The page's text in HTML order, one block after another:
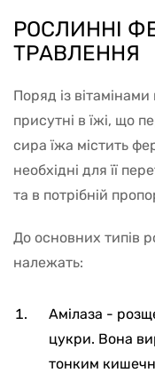
РОСЛИННІ
ТРАВЛЕННЯ
Поряд із
присутні в їжі, що
сира їжа містить
необхідні для її
та в потрібній
До основних типів
належать:
Амілаза -
цукри. Вона
тонким